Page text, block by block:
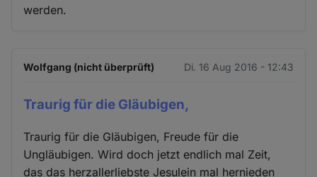
werden.
Wolfgang (nicht überprüft) Di. 16 Aug 2016 - 12:43
Traurig für die Gläubigen,
Traurig für die Gläubigen, Freude für die
Ungläubigen. Wird doch jetzt endlich mal Zeit,
das das herzallerliebste Jesulein mal hernieden